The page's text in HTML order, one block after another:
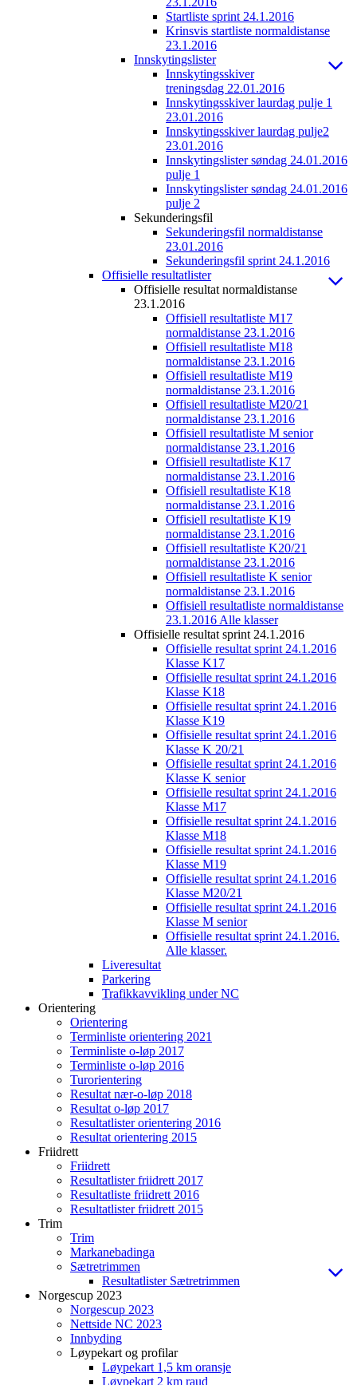
Startliste sprint 24.1.2016
Krinsvis startliste normaldistanse
23.1.2016
Innskytingslister
Innskytingsskiver
treningsdag 22.01.2016
Innskytingsskiver laurdag pulje 1
23.01.2016
Innskytingsskiver laurdag pulje2
23.01.2016
Innskytingslister søndag 24.01.2016
pulje 1
Innskytingslister søndag 24.01.2016
pulje 2
Sekunderingsfil
Sekunderingsfil normaldistanse
23.01.2016
Sekunderingsfil sprint 24.1.2016
Offisielle resultatlister
Offisielle resultat normaldistanse
23.1.2016
Offisiell resultatliste M17
normaldistanse 23.1.2016
Offisiell resultatliste M18
normaldistanse 23.1.2016
Offisiell resultatliste M19
normaldistanse 23.1.2016
Offisiell resultatliste M20/21
normaldistanse 23.1.2016
Offisiell resultatliste M senior
normaldistanse 23.1.2016
Offisiell resultatliste K17
normaldistanse 23.1.2016
Offisiell resultatliste K18
normaldistanse 23.1.2016
Offisiell resultatliste K19
normaldistanse 23.1.2016
Offisiell resultatliste K20/21
normaldistanse 23.1.2016
Offisiell resultatliste K senior
normaldistanse 23.1.2016
Offisiell resultatliste normaldistanse
23.1.2016 Alle klasser
Offisielle resultat sprint 24.1.2016
Offisielle resultat sprint 24.1.2016
Klasse K17
Offisielle resultat sprint 24.1.2016
Klasse K18
Offisielle resultat sprint 24.1.2016
Klasse K19
Offisielle resultat sprint 24.1.2016
Klasse K 20/21
Offisielle resultat sprint 24.1.2016
Klasse K senior
Offisielle resultat sprint 24.1.2016
Klasse M17
Offisielle resultat sprint 24.1.2016
Klasse M18
Offisielle resultat sprint 24.1.2016
Klasse M19
Offisielle resultat sprint 24.1.2016
Klasse M20/21
Offisielle resultat sprint 24.1.2016
Klasse M senior
Offisielle resultat sprint 24.1.2016.
Alle klasser.
Liveresultat
Parkering
Trafikkavvikling under NC
Orientering
Orientering
Terminliste orientering 2021
Terminliste o-løp 2017
Terminliste o-løp 2016
Turorientering
Resultat nær-o-løp 2018
Resultat o-løp 2017
Resultatlister orientering 2016
Resultat orientering 2015
Friidrett
Friidrett
Resultatlister friidrett 2017
Resultatliste friidrett 2016
Resultatlister friidrett 2015
Trim
Trim
Markanebadinga
Sætretrimmen
Resultatlister Sætretrimmen
Norgescup 2023
Norgescup 2023
Nettside NC 2023
Innbyding
Løypekart og profilar
Løypekart 1,5 km oransje
Løypekart 2 km raud